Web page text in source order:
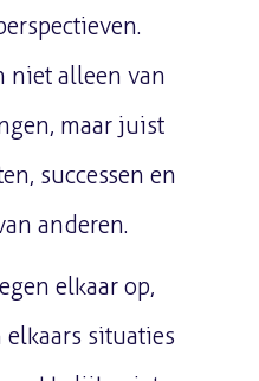
niet alleen van
maar juist
successen en
anderen.
elkaar op,
situaties